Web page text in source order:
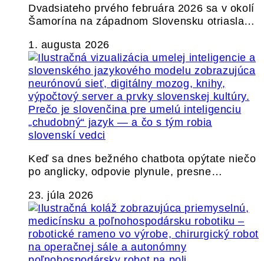
Dvadsiateho prvého februára 2026 sa v okolí
Šamorína na západnom Slovensku otriasla…
1. augusta 2026
Prečo je slovenčina pre umelú inteligenciu
„chudobný“ jazyk — a čo s tým robia
slovenskí vedci
Keď sa dnes bežného chatbota opýtate niečo
po anglicky, odpovie plynule, presne…
23. júla 2026